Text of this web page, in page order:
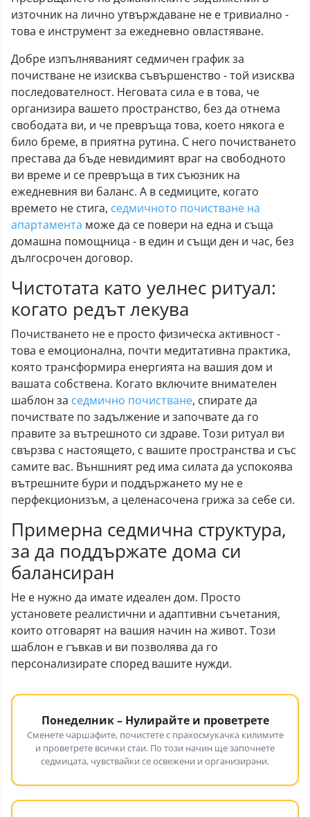
източник на лично утвърждаване не е тривиално -
това е инструмент за ежедневно овластяване.
Добре изпълняваният седмичен график за
почистване не изисква съвършенство - той изисква
последователност. Неговата сила е в това, че
организира вашето пространство, без да отнема
свободата ви, и че превръща това, което някога е
било бреме, в приятна рутина. С него почистването
престава да бъде невидимият враг на свободното
ви време и се превръща в тих съюзник на
ежедневния ви баланс. А в седмиците, когато
времето не стига, седмичното почистване на
апартамента може да се повери на една и съща
домашна помощница - в един и същи ден и час, без
дългосрочен договор.
Чистотата като уелнес ритуал:
когато редът лекува
Почистването не е просто физическа активност -
това е емоционална, почти медитативна практика,
която трансформира енергията на вашия дом и
вашата собствена. Когато включите внимателен
шаблон за седмично почистване, спирате да
почиствате по задължение и започвате да го
правите за вътрешното си здраве. Този ритуал ви
свързва с настоящето, с вашите пространства и със
самите вас. Външният ред има силата да успокоява
вътрешните бури и поддържането му не е
перфекционизъм, а целенасочена грижа за себе си.
Примерна седмична структура,
за да поддържате дома си
балансиран
Не е нужно да имате идеален дом. Просто
установете реалистични и адаптивни съчетания,
които отговарят на вашия начин на живот. Този
шаблон е гъвкав и ви позволява да го
персонализирате според вашите нужди.
Понеделник – Нулирайте и проветрете
Сменете чаршафите, почистете с прахосмукачка килимите
и проветрете всички стаи. По този начин ще започнете
седмицата, чувствайки се освежени и организирани.